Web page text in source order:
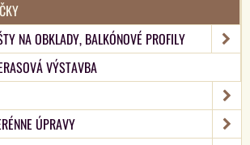
NA OBKLADY, BALKÓNOVÉ PROFILY
VÝSTAVBA
ÚPRAVY